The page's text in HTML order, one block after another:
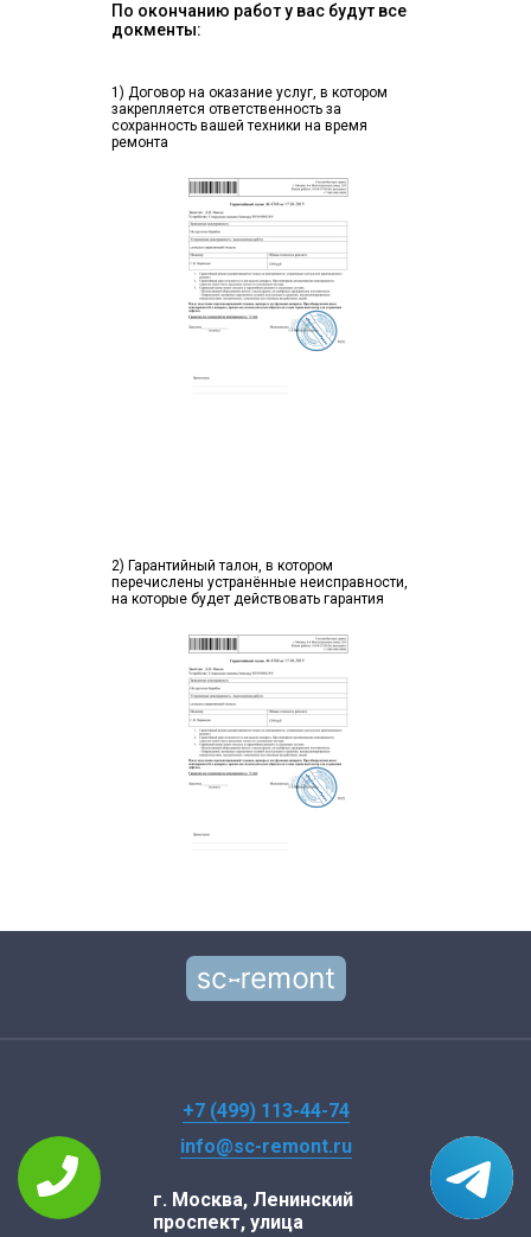
По окончанию работ у вас будут все
докменты:
1) Договор на оказание услуг, в котором
закрепляется ответственность за
сохранность вашей техники на время
ремонта
2) Гарантийный талон, в котором
перечислены устранённые неисправности,
на которые будет действовать гарантия
+7 (499) 113-44-74
info@sc-remont.ru
г. Москва, Ленинский
проспект, улица